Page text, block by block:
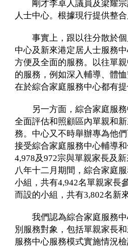
剛才李卓人議員及梁耀宗
人士中心。根據現行提供整
事實上，跟以往分散於個
中心及新來港定居人士服務
方便及全面的服務。以往單
的服務，例如深入輔導、體
在於綜合家庭服務中心都有
另一方面，綜合家庭服務
全面評估和照顧區內單親和
務。中心又不時舉辦專為他
接受綜合家庭服務中心輔導
4,978及972宗與單親家長及
八年十二月期間，綜合家庭
小組，共有4,942名單親家長
而設的小組，共有3,802名新
我們認為綜合家庭服務中
別服務對象，包括單親家長
服務中心服務模式實施情況